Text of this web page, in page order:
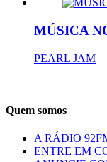
MÚSICA
PEARL JAM
Quem somos
A RÁDIO
ENTRE EM